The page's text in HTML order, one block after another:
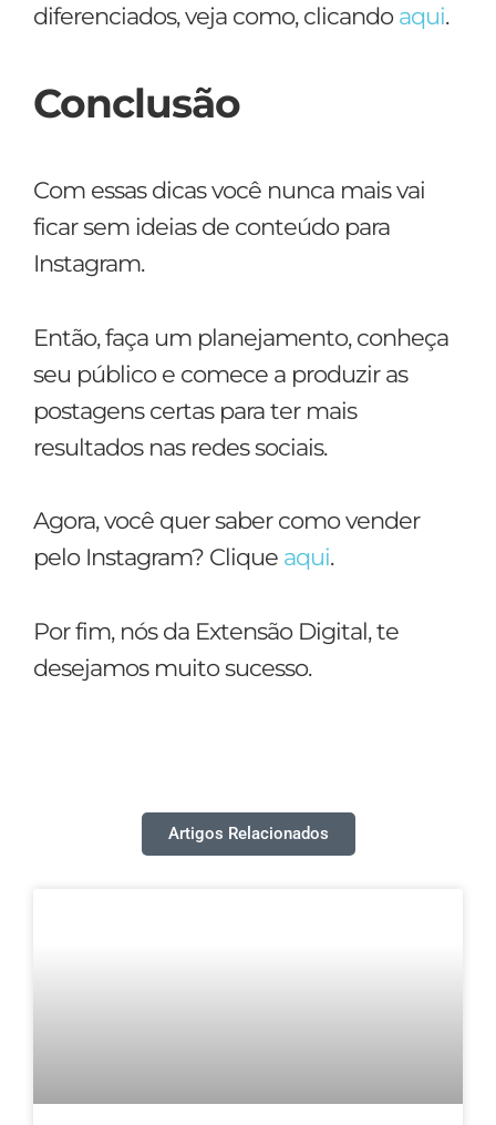
diferenciados, veja como, clicando aqui.
Conclusão
Com essas dicas você nunca mais vai
ficar sem ideias de conteúdo para
Instagram.
Então, faça um planejamento, conheça
seu público e comece a produzir as
postagens certas para ter mais
resultados nas redes sociais.
Agora, você quer saber como vender
pelo Instagram? Clique aqui.
Por fim, nós da Extensão Digital, te
desejamos muito sucesso.
Artigos Relacionados